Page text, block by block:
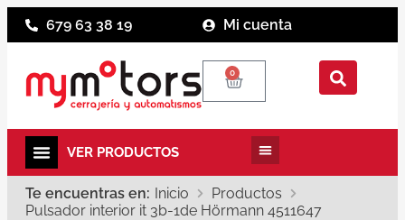
679 63 38 19 Mi cuenta
0
Te encuentras en: Inicio
Productos
Pulsador interior it 3b-1de Hörmann 4511647